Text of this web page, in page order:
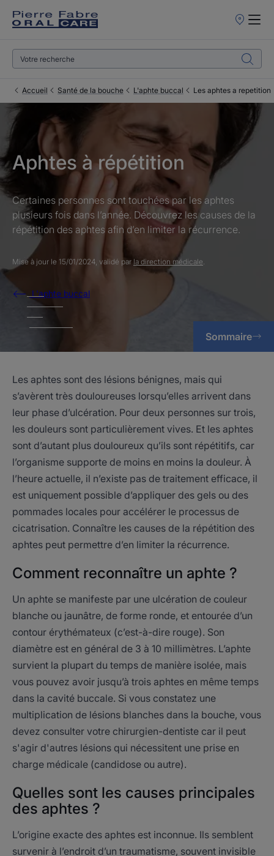
Points
Accueil Santé de la bouche L'aphte buccal Les aphtes a repetition
Aphtes à répétition
Certaines personnes sont touchées par les aphtes
plusieurs fois dans l’année. Découvrez les causes de la
répétition des aphtes afin d’en limiter la récurrence.
Mise à jour le 15/01/2024, validé par la direction médicale.
L'aphte buccal
Sommaire
Les aphtes sont des lésions bénignes, mais qui
s’avèrent très douloureuses lorsqu’elles arrivent dans
leur phase d’ulcération. Pour deux personnes sur trois,
les douleurs sont particulièrement vives. Et les aphtes
sont d’autant plus douloureux qu’ils sont répétitifs, car
l’organisme supporte de moins en moins la douleur. À
l’heure actuelle, il n’existe pas de traitement efficace, il
est uniquement possible d’appliquer des gels ou des
pommades locales pour accélérer le processus de
cicatrisation. Connaître les causes de la répétition des
aphtes peut permettre d’en limiter la récurrence.
Comment reconnaître un aphte ?
Un aphte se manifeste par une ulcération de couleur
blanche ou jaunâtre, de forme ronde, et entourée d’un
contour érythémateux (c’est-à-dire rouge). Son
diamètre est en général de 3 à 10 millimètres. L’aphte
survient la plupart du temps de manière isolée, mais
vous pouvez avoir jusqu’à trois aphtes en même temps
dans la cavité buccale. Si vous constatez une
multiplication de lésions blanches dans la bouche, vous
devez consulter votre chirurgien-dentiste car il peut
s'agir d'autres lésions qui nécessitent une prise en
charge médicale (candidose ou autre).
Quelles sont les causes principales
des aphtes ?
L’origine exacte des aphtes est inconnue. Ils semblent
survenir à l’endroit d’un traumatisme, souvent invisible